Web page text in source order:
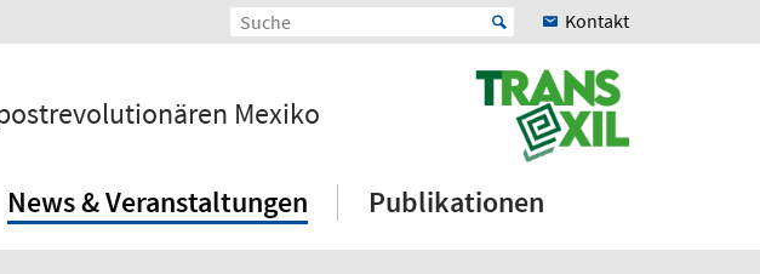
Kontakt
Mexiko
News & Veranstaltungen Publikationen